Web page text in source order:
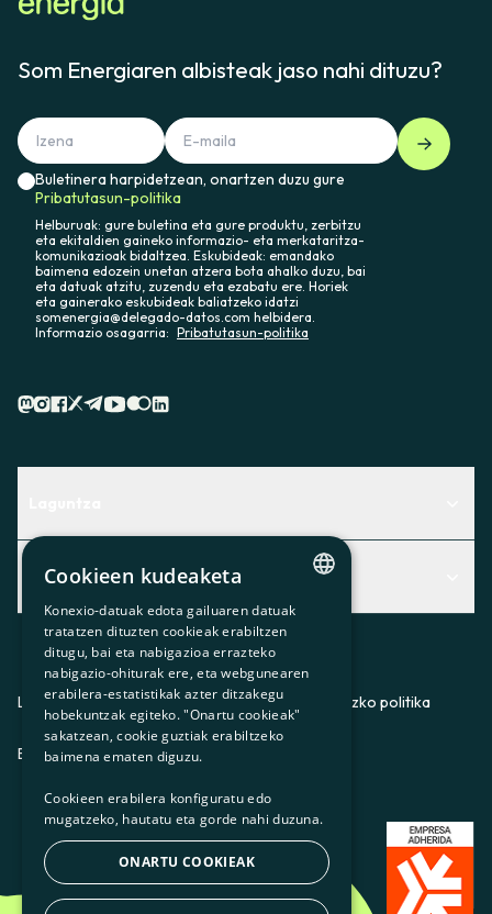
Som Energiaren albisteak jaso nahi dituzu?
Buletinera harpidetzean, onartzen duzu gure
Pribatutasun-politika
Helburuak: gure buletina eta gure produktu, zerbitzu
eta ekitaldien gaineko informazio- eta merkataritza-
komunikazioak bidaltzea. Eskubideak: emandako
baimena edozein unetan atzera bota ahalko duzu, bai
eta datuak atzitu, zuzendu eta ezabatu ere. Horiek
eta gainerako eskubideak baliatzeko idatzi
somenergia@delegado-datos.com helbidera.
Informazio osagarria: Pribatutasun-politika
Centro de Ayuda
Aurkitu zerbitzurik egokiena zuretzat
Contacto
Albisteak
Albisteak
Bazkideen txokoa
Prentsa
Gurekin lan egin
Lege-oharraPribatutasun-politikaCookieei buruzko politika
ES CAGLEU
CATALAN
SPANISH
GL
BASQUE
Cookieen kudeaketa
Konexio-datuak edota gailuaren datuak
tratatzen dituzten cookieak erabiltzen
ditugu, bai eta nabigazioa errazteko
nabigazio-ohiturak ere, eta webgunearen
erabilera-estatistikak azter ditzakegu
hobekuntzak egiteko. "Onartu cookieak"
sakatzean, cookie guztiak erabiltzeko
baimena ematen diguzu.
Cookieen erabilera konfiguratu edo
mugatzeko, hautatu eta gorde nahi duzuna.
ONARTU COOKIEAK